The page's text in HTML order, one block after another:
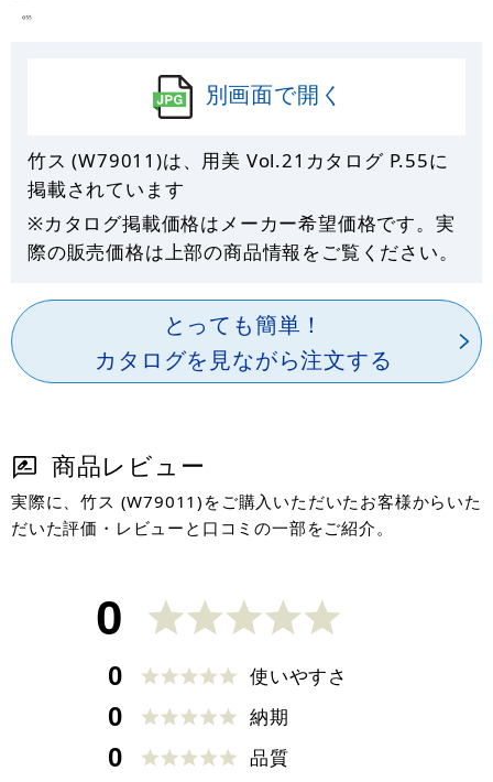
別画面で開く
竹ス (W79011)は、用美 Vol.21カタログ P.55に
掲載されています
※カタログ掲載価格はメーカー希望価格です。実
際の販売価格は上部の商品情報をご覧ください。
とっても簡単！
カタログを見ながら注文する
商品レビュー
実際に、竹ス (W79011)をご購入いただいたお客様からいた
だいた評価・レビューと口コミの一部をご紹介。
0
0 使いやすさ
0 納期
0 品質